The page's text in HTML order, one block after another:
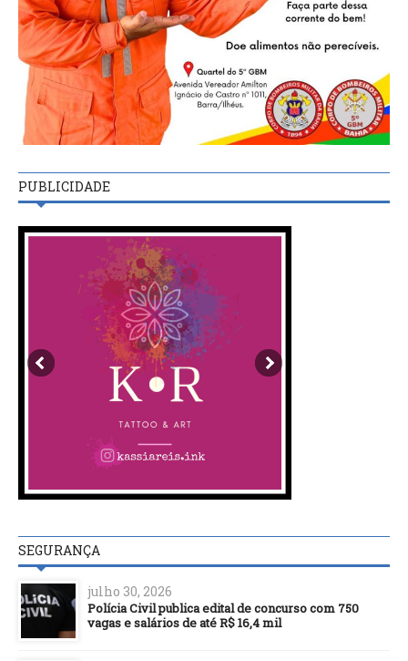
PUBLICIDADE
SEGURANÇA
julho 30, 2026
Polícia Civil publica edital de concurso com 750
vagas e salários de até R$ 16,4 mil